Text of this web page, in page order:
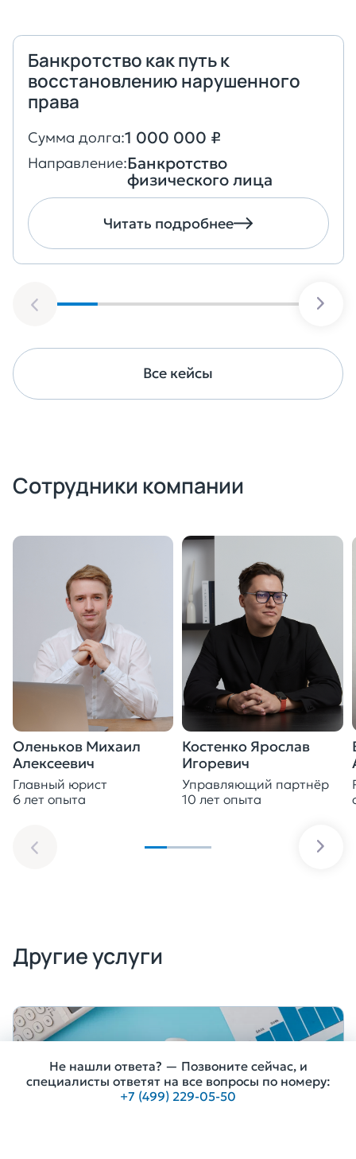
Банкротство как путь к
восстановлению нарушенного
права
Сумма долга:1 000 000 ₽
Направление:Банкротство
физического лица
Читать подробнее
Все кейсы
Сотрудники компании
Оленьков Михаил
Алексеевич
Главный юрист
6 лет опыта
Костенко Ярослав
Игоревич
Управляющий партнёр
10 лет опыта
Другие услуги
Не нашли ответа? — Позвоните сейчас, и
специалисты ответят на все вопросы по номеру:
+7 (499) 229-05-50